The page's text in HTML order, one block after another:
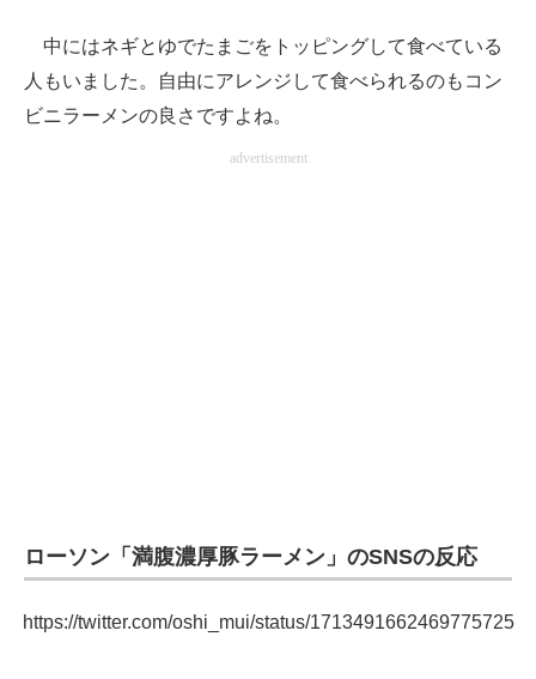
中にはネギとゆでたまごをトッピングして食べている
人もいました。自由にアレンジして食べられるのもコン
ビニラーメンの良さですよね。
advertisement
ローソン「満腹濃厚豚ラーメン」のSNSの反応
https://twitter.com/oshi_mui/status/1713491662469775725